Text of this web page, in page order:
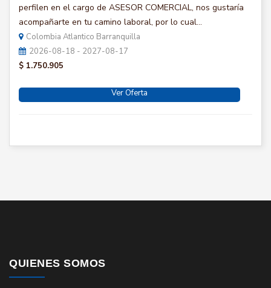
perfilen en el cargo de ASESOR COMERCIAL, nos gustaría
acompañarte en tu camino laboral, por lo cual...
Colombia Atlantico Barranquilla
2026-08-18 - 2027-08-17
$ 1.750.905
Ver Oferta
QUIENES SOMOS